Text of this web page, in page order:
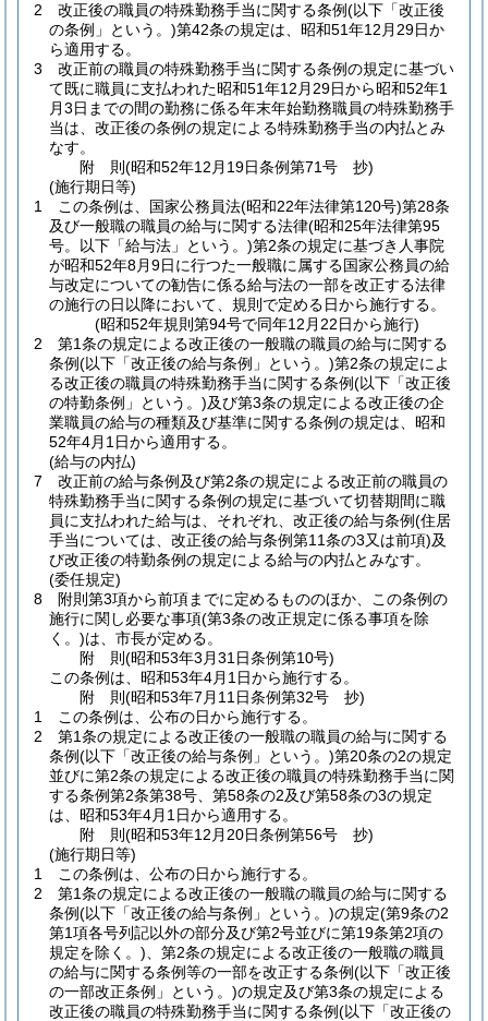
2
改正後の職員の特殊勤務手当に関する条例(以下「改正後
の条例」という。)第42条の規定は、昭和51年12月29日か
ら適用する。
3
改正前の職員の特殊勤務手当に関する条例の規定に基づい
て既に職員に支払われた昭和51年12月29日から昭和52年1
月3日までの間の勤務に係る年末年始勤務職員の特殊勤務手
当は、改正後の条例の規定による特殊勤務手当の内払とみ
なす。
附 則(昭和52年12月19日条例第71号 抄)
(施行期日等)
1
この条例は、国家公務員法(昭和22年法律第120号)第28条
及び一般職の職員の給与に関する法律(昭和25年法律第95
号。以下「給与法」という。)第2条の規定に基づき人事院
が昭和52年8月9日に行つた一般職に属する国家公務員の給
与改定についての勧告に係る給与法の一部を改正する法律
の施行の日以降において、規則で定める日から施行する。
(昭和52年規則第94号で同年12月22日から施行)
2
第1条の規定による改正後の一般職の職員の給与に関する
条例(以下「改正後の給与条例」という。)第2条の規定によ
る改正後の職員の特殊勤務手当に関する条例(以下「改正後
の特勤条例」という。)及び第3条の規定による改正後の企
業職員の給与の種類及び基準に関する条例の規定は、昭和
52年4月1日から適用する。
(給与の内払)
7
改正前の給与条例及び第2条の規定による改正前の職員の
特殊勤務手当に関する条例の規定に基づいて切替期間に職
員に支払われた給与は、それぞれ、改正後の給与条例(住居
手当については、改正後の給与条例第11条の3又は前項)及
び改正後の特勤条例の規定による給与の内払とみなす。
(委任規定)
8
附則第3項から前項までに定めるもののほか、この条例の
施行に関し必要な事項(第3条の改正規定に係る事項を除
く。)は、市長が定める。
附 則(昭和53年3月31日条例第10号)
この条例は、昭和53年4月1日から施行する。
附 則(昭和53年7月11日条例第32号 抄)
1
この条例は、公布の日から施行する。
2
第1条の規定による改正後の一般職の職員の給与に関する
条例(以下「改正後の給与条例」という。)第20条の2の規定
並びに第2条の規定による改正後の職員の特殊勤務手当に関
する条例第2条第38号、第58条の2及び第58条の3の規定
は、昭和53年4月1日から適用する。
附 則(昭和53年12月20日条例第56号 抄)
(施行期日等)
1
この条例は、公布の日から施行する。
2
第1条の規定による改正後の一般職の職員の給与に関する
条例(以下「改正後の給与条例」という。)の規定(第9条の2
第1項各号列記以外の部分及び第2号並びに第19条第2項の
規定を除く。) 、第2条の規定による改正後の一般職の職員
の給与に関する条例等の一部を改正する条例(以下「改正後
の一部改正条例」という。)の規定及び第3条の規定による
改正後の職員の特殊勤務手当に関する条例(以下「改正後の